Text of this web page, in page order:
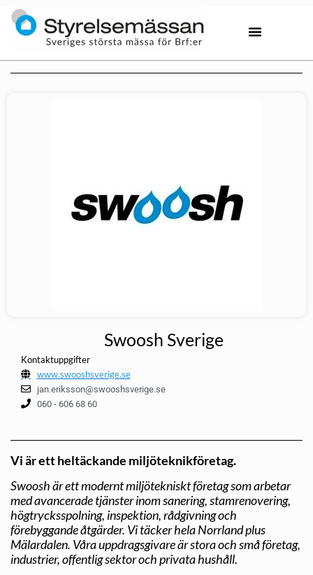
Swoosh Sverige
Kontaktuppgifter
www.swooshsverige.se
jan.eriksson@swooshsverige.se
060 - 606 68 60
Vi är ett heltäckande miljöteknikföretag.
Swoosh är ett modernt miljötekniskt företag som arbetar
med avancerade tjänster inom sanering, stamrenovering,
högtrycksspolning, inspektion, rådgivning och
förebyggande åtgärder. Vi täcker hela Norrland plus
Mälardalen. Våra uppdragsgivare är stora och små företag,
industrier, offentlig sektor och privata hushåll.